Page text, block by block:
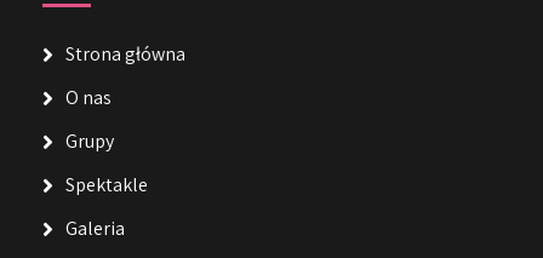
Strona główna
O nas
Grupy
Spektakle
Galeria